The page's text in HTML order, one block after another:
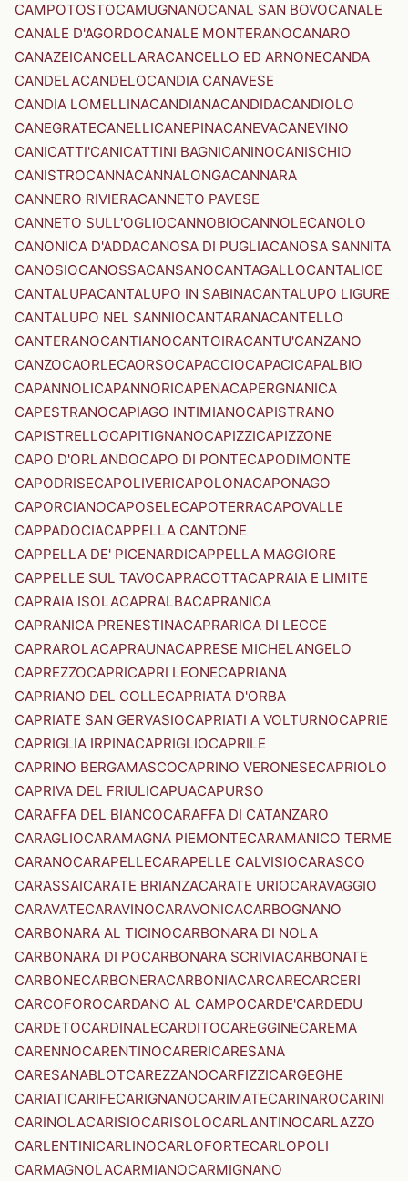
CAMPOTOSTOCAMUGNANOCANAL SAN BOVOCANALE
CANALE D'AGORDOCANALE MONTERANOCANARO
CANAZEICANCELLARACANCELLO ED ARNONECANDA
CANDELACANDELOCANDIA CANAVESE
CANDIA LOMELLINACANDIANACANDIDACANDIOLO
CANEGRATECANELLICANEPINACANEVACANEVINO
CANICATTI'CANICATTINI BAGNICANINOCANISCHIO
CANISTROCANNACANNALONGACANNARA
CANNERO RIVIERACANNETO PAVESE
CANNETO SULL'OGLIOCANNOBIOCANNOLECANOLO
CANONICA D'ADDACANOSA DI PUGLIACANOSA SANNITA
CANOSIOCANOSSACANSANOCANTAGALLOCANTALICE
CANTALUPACANTALUPO IN SABINACANTALUPO LIGURE
CANTALUPO NEL SANNIOCANTARANACANTELLO
CANTERANOCANTIANOCANTOIRACANTU'CANZANO
CANZOCAORLECAORSOCAPACCIOCAPACICAPALBIO
CAPANNOLICAPANNORICAPENACAPERGNANICA
CAPESTRANOCAPIAGO INTIMIANOCAPISTRANO
CAPISTRELLOCAPITIGNANOCAPIZZICAPIZZONE
CAPO D'ORLANDOCAPO DI PONTECAPODIMONTE
CAPODRISECAPOLIVERICAPOLONACAPONAGO
CAPORCIANOCAPOSELECAPOTERRACAPOVALLE
CAPPADOCIACAPPELLA CANTONE
CAPPELLA DE' PICENARDICAPPELLA MAGGIORE
CAPPELLE SUL TAVOCAPRACOTTACAPRAIA E LIMITE
CAPRAIA ISOLACAPRALBACAPRANICA
CAPRANICA PRENESTINACAPRARICA DI LECCE
CAPRAROLACAPRAUNACAPRESE MICHELANGELO
CAPREZZOCAPRICAPRI LEONECAPRIANA
CAPRIANO DEL COLLECAPRIATA D'ORBA
CAPRIATE SAN GERVASIOCAPRIATI A VOLTURNOCAPRIE
CAPRIGLIA IRPINACAPRIGLIOCAPRILE
CAPRINO BERGAMASCOCAPRINO VERONESECAPRIOLO
CAPRIVA DEL FRIULICAPUACAPURSO
CARAFFA DEL BIANCOCARAFFA DI CATANZARO
CARAGLIOCARAMAGNA PIEMONTECARAMANICO TERME
CARANOCARAPELLECARAPELLE CALVISIOCARASCO
CARASSAICARATE BRIANZACARATE URIOCARAVAGGIO
CARAVATECARAVINOCARAVONICACARBOGNANO
CARBONARA AL TICINOCARBONARA DI NOLA
CARBONARA DI POCARBONARA SCRIVIACARBONATE
CARBONECARBONERACARBONIACARCARECARCERI
CARCOFOROCARDANO AL CAMPOCARDE'CARDEDU
CARDETOCARDINALECARDITOCAREGGINECAREMA
CARENNOCARENTINOCARERICARESANA
CARESANABLOTCAREZZANOCARFIZZICARGEGHE
CARIATICARIFECARIGNANOCARIMATECARINAROCARINI
CARINOLACARISIOCARISOLOCARLANTINOCARLAZZO
CARLENTINICARLINOCARLOFORTECARLOPOLI
CARMAGNOLACARMIANOCARMIGNANO